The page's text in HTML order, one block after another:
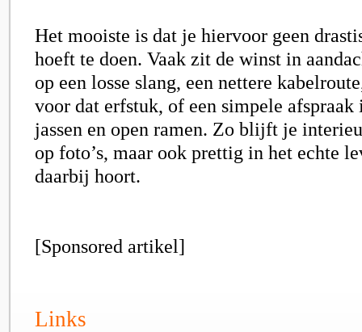
Het mooiste is dat je hiervoor geen
hoeft te doen. Vaak zit de winst in
op een losse slang, een nettere
voor dat erfstuk, of een simpele afspraak
jassen en open ramen. Zo blijft je
op foto’s, maar ook prettig in het echte
daarbij hoort.
[Sponsored artikel]
Links